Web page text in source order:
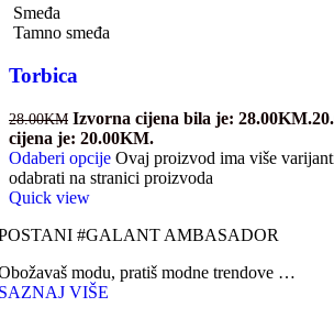
Smeđa
Tamno smeđa
Torbica
28.00KM Izvorna cijena bila je: 28.00KM.
cijena je: 20.00KM.
Odaberi opcije Ovaj proizvod ima više
odabrati na stranici proizvoda
Quick view
#GALANT AMBASADOR
modu, pratiš modne trendove …
VIŠE